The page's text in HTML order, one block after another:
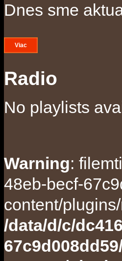
Dnes sme
Viac
Radio
No playlists
Warning:
48eb-becf-
content/
/data/d/c/